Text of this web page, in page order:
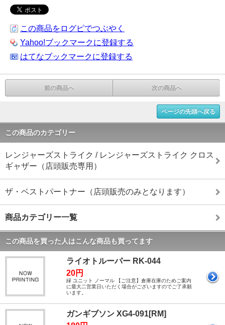
この商品をログピでつぶやく
Yahoo!ブックマークに登録する
はてなブックマークに登録する
前の商品へ 次の商品へ
ページの先頭へ戻る
この商品のカテゴリー
レンジャーズストライク / レンジャーズストライク クロス
ギャザー（店頭販売専用）
ザ・ベストパートナー（店頭販売のみとなります）
商品カテゴリー一覧
この商品を買った人はこんな商品も買ってます
ライオトルーパー RK-044
20円
緑 ユニット ノーマル 【ご注意】倉庫在庫のためご案内
に最大二営業日いただく場合がございますのでご了承願
います。
ガンギブソン XG4-091[RM]